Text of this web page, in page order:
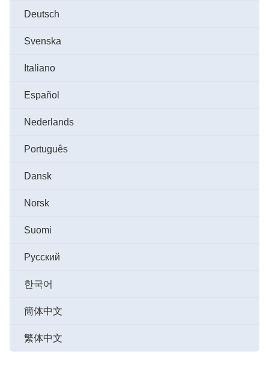
Deutsch
Svenska
Italiano
Español
Nederlands
Português
Dansk
Norsk
Suomi
Русский
한국어
簡体中文
繁体中文